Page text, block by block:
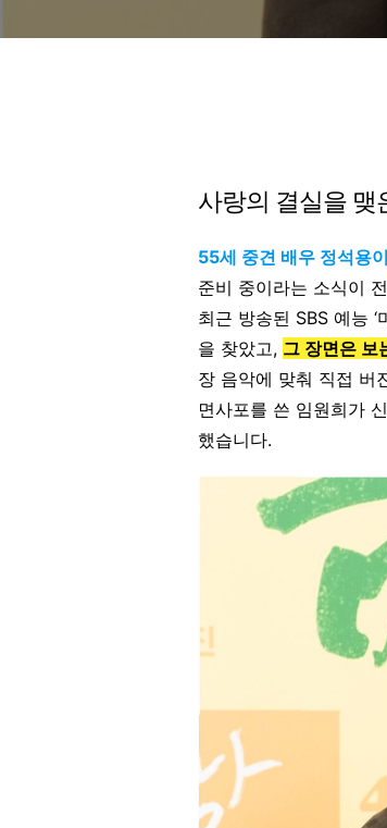
사랑의 결실을 맺
55세 중견 배우 정석용
준비 중이라는 소식이
최근 방송된 SBS 예능
을 찾았고, 그 장면은 보
장 음악에 맞춰 직접 버
면사포를 쓴 임원희가
했습니다.